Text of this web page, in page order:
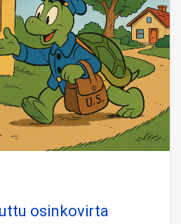
osinkovirta